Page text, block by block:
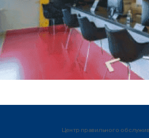
Центр правильного